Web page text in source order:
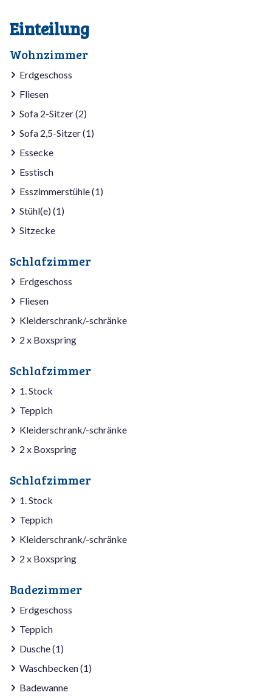
Einteilung
Wohnzimmer
Erdgeschoss
Fliesen
Sofa 2-Sitzer (2)
Sofa 2,5-Sitzer (1)
Essecke
Esstisch
Esszimmerstühle (1)
Stühl(e) (1)
Sitzecke
Schlafzimmer
Erdgeschoss
Fliesen
Kleiderschrank/-schränke
2 x Boxspring
Schlafzimmer
1. Stock
Teppich
Kleiderschrank/-schränke
2 x Boxspring
Schlafzimmer
1. Stock
Teppich
Kleiderschrank/-schränke
2 x Boxspring
Badezimmer
Erdgeschoss
Teppich
Dusche (1)
Waschbecken (1)
Badewanne